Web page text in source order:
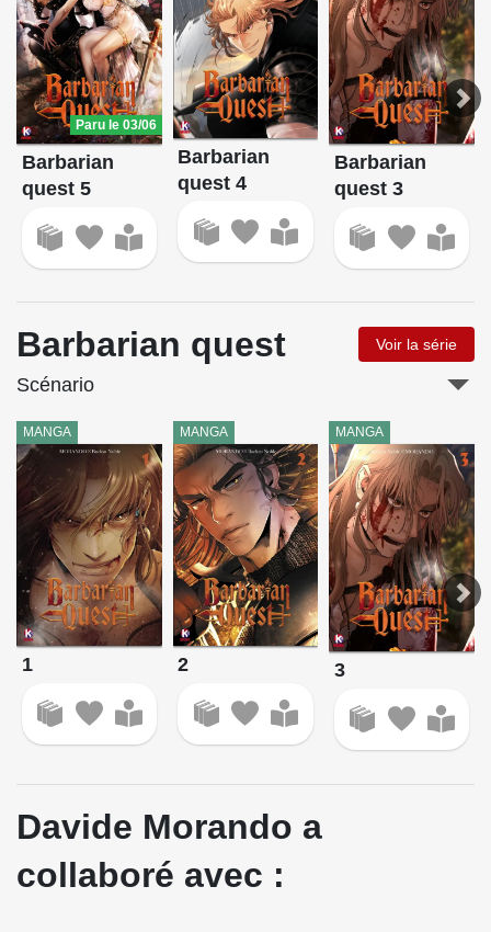
Paru le 03/06
Barbarian
quest 5
Barbarian
quest 4
Barbarian
quest 3
Barbarian quest Voir la série
Scénario
MANGA
1
MANGA
2
MANGA
3
Davide Morando a
collaboré avec :